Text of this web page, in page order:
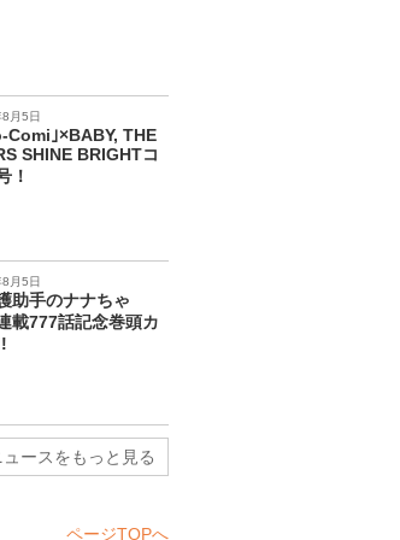
月5日
Comi｣×BABY, THE
SHINE BRIGHTコ
！
月5日
助手のナナちゃ
載777話記念巻頭カ
ュースをもっと見る
ページTOPへ